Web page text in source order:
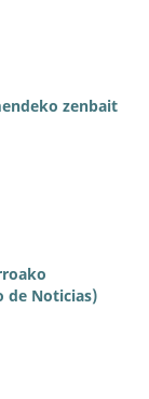
zenbait
de Noticias)